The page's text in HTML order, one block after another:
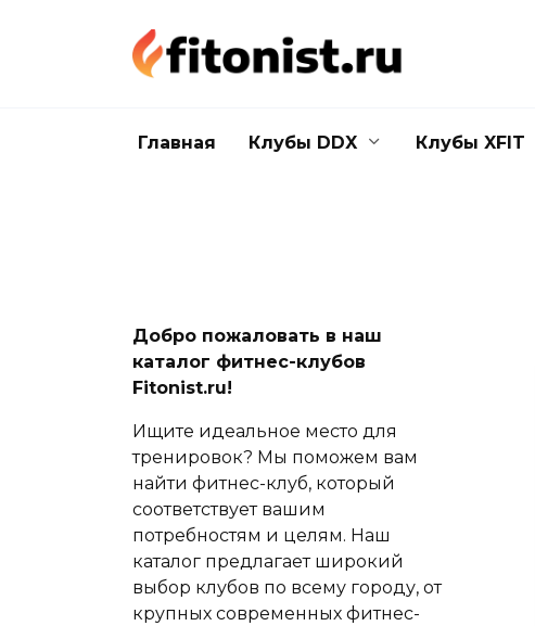
Главная Клубы DDX Клубы XFIT
Добро пожаловать в наш
каталог фитнес-клубов
Fitonist.ru!
Ищите идеальное место для
тренировок? Мы поможем вам
найти фитнес-клуб, который
соответствует вашим
потребностям и целям. Наш
каталог предлагает широкий
выбор клубов по всему городу, от
крупных современных фитнес-